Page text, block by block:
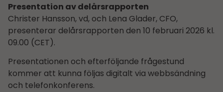
Presentation av delårsrapporten
Christer Hansson, vd, och Lena Glader, CFO,
presenterar delårsrapporten den 10 februari 2026 kl.
09.00 (CET).
Presentationen och efterföljande frågestund
kommer att kunna följas digitalt via webbsändning
och telefonkonferens.